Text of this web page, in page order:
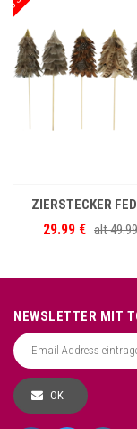
29.99 € alt
NEWSLETTER MIT
OK